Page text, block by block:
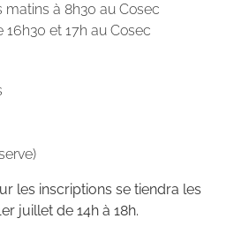
matins à 8h30 au Cosec
et 17h au Cosec
les inscriptions se tiendra les
juillet de 14h à 18h.